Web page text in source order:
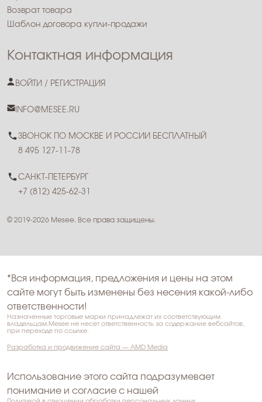
Возврат товара
Шаблон договора купли-продажи
Контактная информация
ВОЙТИ / РЕГИСТРАЦИЯ
INFO@MESEE.RU
ЗВОНОК ПО МОСКВЕ И РОССИИ БЕСПЛАТНЫЙ
8 495 127-11-78
САНКТ-ПЕТЕРБУРГ
+7 (812) 425-62-31
© 2019-2026 Mesee. Все права защищены.
*Вся информация, предложения и цены на этом
сайте могут быть изменены без несения какой-либо
ответственности!
Назначенные торговые марки принадлежат их соответствующим
владельцам.Mesee не несет ответственность за содержание вебсайтов,
при переходе по ссылке.
Разработка и продвижение сайта — AMD Media
Использование этого сайта подразумевает
понимание и согласие с нашей